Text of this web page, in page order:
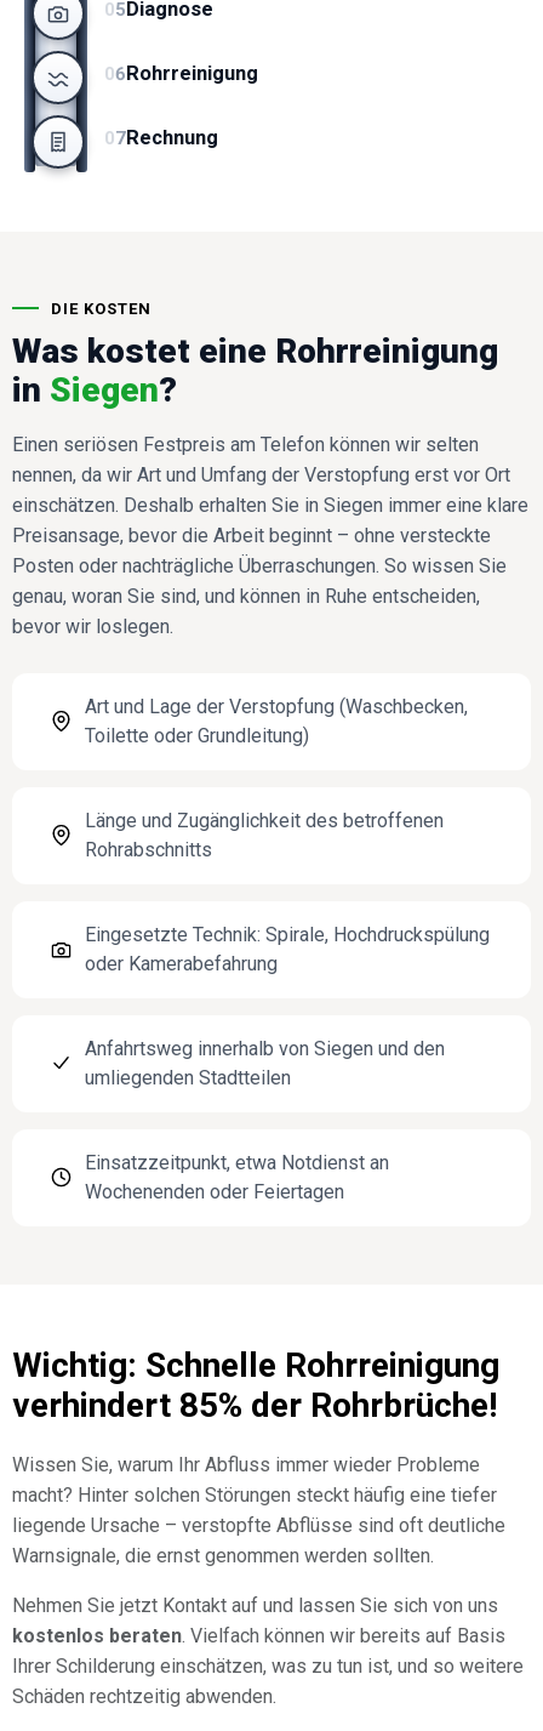
05Diagnose
06Rohrreinigung
07Rechnung
DIE KOSTEN
Was kostet eine Rohrreinigung
in Siegen?
Einen seriösen Festpreis am Telefon können wir selten
nennen, da wir Art und Umfang der Verstopfung erst vor Ort
einschätzen. Deshalb erhalten Sie in Siegen immer eine klare
Preisansage, bevor die Arbeit beginnt – ohne versteckte
Posten oder nachträgliche Überraschungen. So wissen Sie
genau, woran Sie sind, und können in Ruhe entscheiden,
bevor wir loslegen.
Art und Lage der Verstopfung (Waschbecken,
Toilette oder Grundleitung)
Länge und Zugänglichkeit des betroffenen
Rohrabschnitts
Eingesetzte Technik: Spirale, Hochdruckspülung
oder Kamerabefahrung
Anfahrtsweg innerhalb von Siegen und den
umliegenden Stadtteilen
Einsatzzeitpunkt, etwa Notdienst an
Wochenenden oder Feiertagen
Wichtig: Schnelle Rohrreinigung
verhindert 85% der Rohrbrüche!
Wissen Sie, warum Ihr Abfluss immer wieder Probleme
macht? Hinter solchen Störungen steckt häufig eine tiefer
liegende Ursache – verstopfte Abflüsse sind oft deutliche
Warnsignale, die ernst genommen werden sollten.
Nehmen Sie jetzt Kontakt auf und lassen Sie sich von uns
kostenlos beraten . Vielfach können wir bereits auf Basis
Ihrer Schilderung einschätzen, was zu tun ist, und so weitere
Schäden rechtzeitig abwenden.